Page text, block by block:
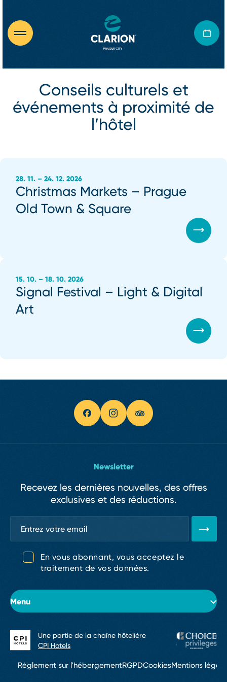
Conseils culturels et
événements à proximité de
l’hôtel
28. 11. – 24. 12. 2026
Christmas Markets – Prague
Old Town & Square
15. 10. – 18. 10. 2026
Signal Festival – Light & Digital
Art
Menu
À propos de l’hôtel
Chambres
Newsletter
Recevez les dernières nouvelles, des offres
exclusives et des réductions.
En vous abonnant, vous acceptez le
traitement de vos données.
Règlement sur l'hébergementRGPDCookiesMentions
Une partie de la chaîne hôtelière
CPI Hotels